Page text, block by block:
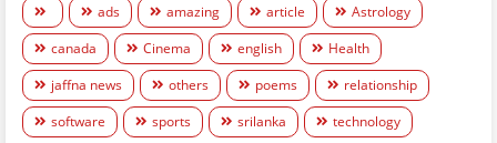
ads amazing article
Astrology
canada
Cinema english
Health
jaffna news
others poems
relationship
software
sports srilanka technology